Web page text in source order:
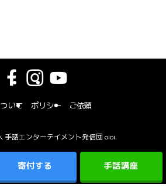
寄付する 手話講座
いて ポリシー ご依頼
手話エンターテイメント発信団 oioi.